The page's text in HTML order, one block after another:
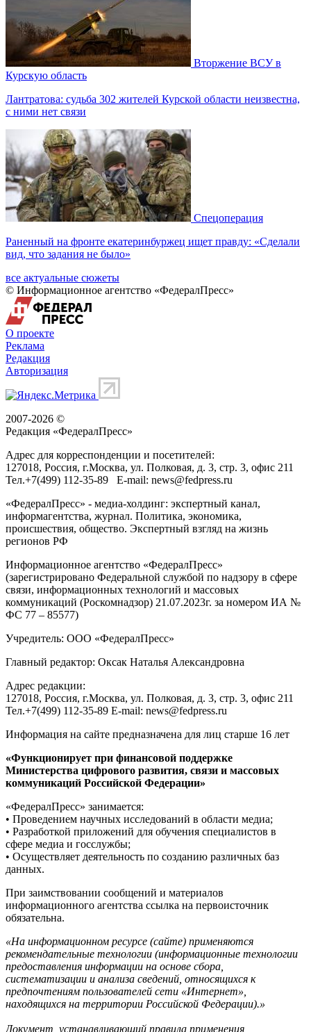
Вторжение ВСУ в
Курскую область
Лантратова: судьба 302 жителей Курской области неизвестна,
с ними нет связи
Спецоперация
Раненный на фронте екатеринбуржец ищет правду: «Сделали
вид, что задания не было»
все актуальные сюжеты
© Информационное агентство «ФедералПресс»
О проекте
Реклама
Редакция
Авторизация
2007-2026 ©
Редакция «ФедералПресс»
Адрес для корреспонденции и посетителей:
127018, Россия, г.Москва, ул. Полковая, д. 3, стр. 3, офис 211
Тел.+7(499) 112-35-89 E-mail: news@fedpress.ru
«ФедералПресс» - медиа-холдинг: экспертный канал,
информагентства, журнал. Политика, экономика,
происшествия, общество. Экспертный взгляд на жизнь
регионов РФ
Информационное агентство «ФедералПресс»
(зарегистрировано Федеральной службой по надзору в сфере
связи, информационных технологий и массовых
коммуникаций (Роскомнадзор) 21.07.2023г. за номером ИА №
ФС 77 – 85577)
Учредитель: ООО «ФедералПресс»
Главный редактор: Оксак Наталья Александровна
Адрес редакции:
127018, Россия, г.Москва, ул. Полковая, д. 3, стр. 3, офис 211
Тел.+7(499) 112-35-89 E-mail: news@fedpress.ru
Информация на сайте предназначена для лиц старше 16 лет
«Функционирует при финансовой поддержке
Министерства цифрового развития, связи и массовых
коммуникаций Российской Федерации»
«ФедералПресс» занимается:
• Проведением научных исследований в области медиа;
• Разработкой приложений для обучения специалистов в
сфере медиа и госслужбы;
• Осуществляет деятельность по созданию различных баз
данных.
При заимствовании сообщений и материалов
информационного агентства ссылка на первоисточник
обязательна.
«На информационном ресурсе (сайте) применяются
рекомендательные технологии (информационные технологии
предоставления информации на основе сбора,
систематизации и анализа сведений, относящихся к
предпочтениям пользователей сети «Интернет»,
находящихся на территории Российской Федерации).»
Документ, устанавливающий правила применения